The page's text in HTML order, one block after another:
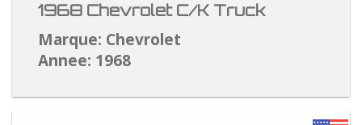
1968 Chevrolet C/K Truck
Marque: Chevrolet
Annee: 1968